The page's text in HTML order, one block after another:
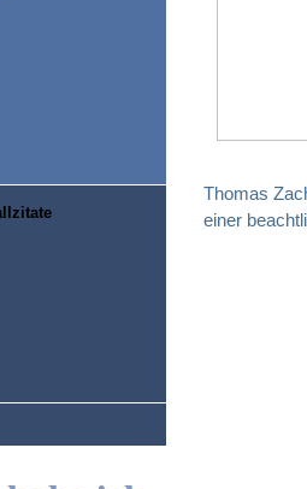
Thomas
einer